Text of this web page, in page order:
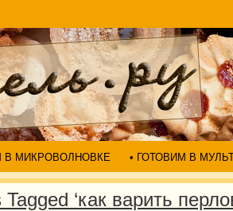
В МИКРОВОЛНОВКЕ • ГОТОВИМ В
‘как варить